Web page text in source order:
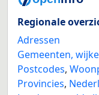
Regionale
Adressen
Gemeenten,
Postcodes,
Provincies,